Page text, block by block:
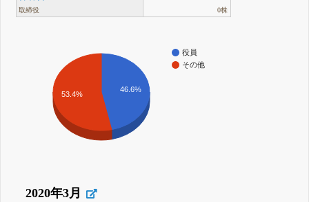
取締役 0株
役員
その他
46.6%
53.4%
2020年3月